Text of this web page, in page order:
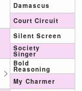
Damascus
Court Circuit
Silent Screen
Society
Singer
Bold
Reasoning
My Charmer